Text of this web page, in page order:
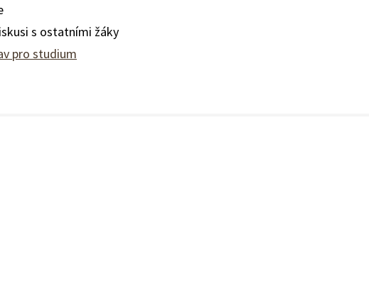
s ostatními žáky
pro studium